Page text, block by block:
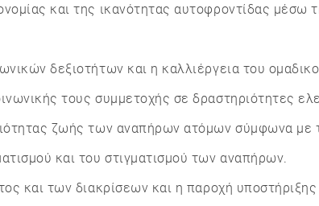
και της ικανότητας αυτοφροντίδας μέσω
δεξιοτήτων και η καλλιέργεια του
τους συμμετοχής σε δραστηριότητες
ζωής των αναπήρων ατόμων σύμφωνα με
και του στιγματισμού των αναπήρων.
και των διακρίσεων και η παροχή υποστήριξης